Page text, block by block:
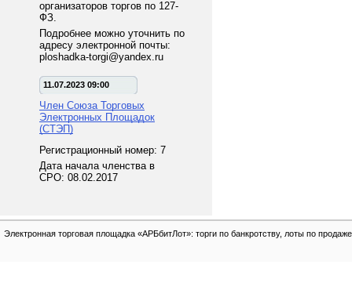
организаторов торгов по 127-
ФЗ.
Подробнее можно уточнить по
адресу электронной почты:
ploshadka-torgi@yandex.ru
11.07.2023 09:00
Член Союза Торговых
Электронных Площадок
(СТЭП)
Регистрационный номер: 7
Дата начала членства в
СРО: 08.02.2017
Электронная торговая площадка «АРБбитЛот»: торги по банкротству, лоты по